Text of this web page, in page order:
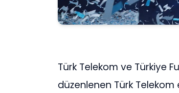
Türk Telekom ve Türkiye
düzenlenen Türk